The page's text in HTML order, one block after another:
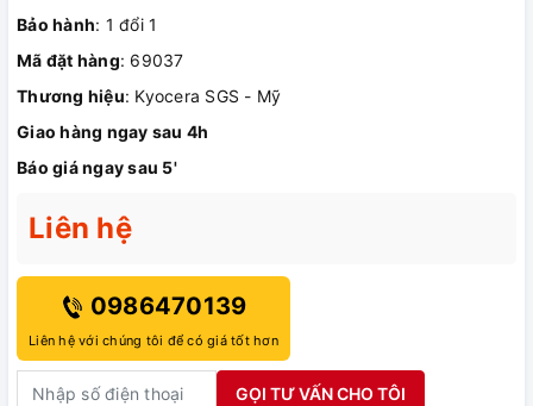
Bảo hành: 1 đổi 1
Mã đặt hàng: 69037
Thương hiệu: Kyocera SGS - Mỹ
Giao hàng ngay sau 4h
Báo giá ngay sau 5'
Liên hệ
0986470139
Liên hệ với chúng tôi để có giá tốt hơn
GỌI TƯ VẤN CHO TÔI